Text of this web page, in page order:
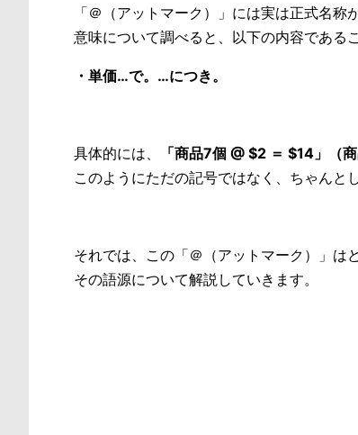
「＠（アットマーク）」には実は正式名称
意味について調べると、以下の内容である
・単価…で。…につき。
具体的には、 「商品7個 @ $2 ＝ $14」（
このようにただの記号ではなく、ちゃんと
それでは、この「＠（アットマーク）」は
その語源について解説していきます。